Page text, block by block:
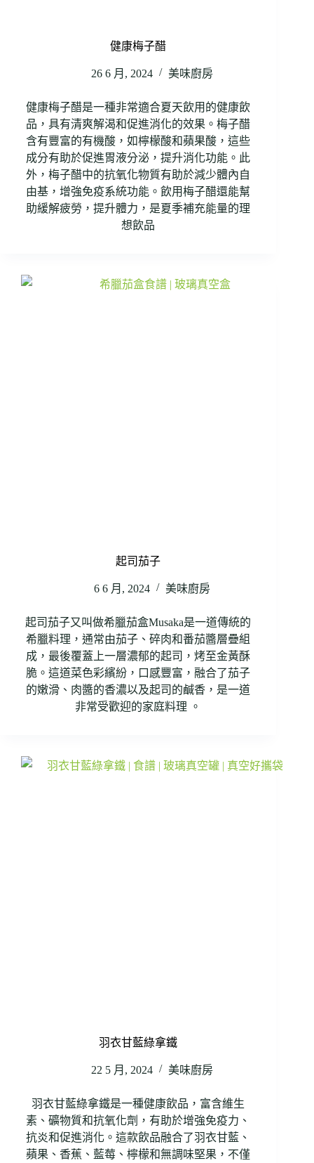
健康梅子醋
26 6 月, 2024 美味廚房
健康梅子醋是一種非常適合夏天飲用的健康飲
品，具有清爽解渴和促進消化的效果。梅子醋
含有豐富的有機酸，如檸檬酸和蘋果酸，這些
成分有助於促進胃液分泌，提升消化功能。此
外，梅子醋中的抗氧化物質有助於減少體內自
由基，增強免疫系統功能。飲用梅子醋還能幫
助緩解疲勞，提升體力，是夏季補充能量的理
想飲品
起司茄子
6 6 月, 2024 美味廚房
起司茄子又叫做希臘茄盒Musaka是一道傳統的
希臘料理，通常由茄子、碎肉和番茄醬層疊組
成，最後覆蓋上一層濃郁的起司，烤至金黃酥
脆。這道菜色彩繽紛，口感豐富，融合了茄子
的嫩滑、肉醬的香濃以及起司的鹹香，是一道
非常受歡迎的家庭料理 。
羽衣甘藍綠拿鐵
22 5 月, 2024 美味廚房
羽衣甘藍綠拿鐵是一種健康飲品，富含維生
素、礦物質和抗氧化劑，有助於增強免疫力、
抗炎和促進消化。這款飲品融合了羽衣甘藍、
蘋果、香蕉、藍莓、檸檬和無調味堅果，不僅